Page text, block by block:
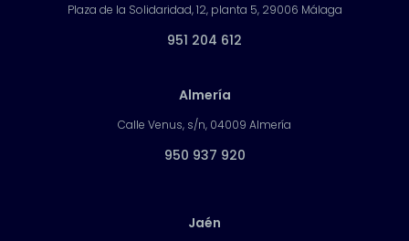
Plaza de la Solidaridad, 12, planta 5, 29006 Málaga
951 204 612
Almería
Calle Venus, s/n, 04009 Almería
950 937 920
Jaén